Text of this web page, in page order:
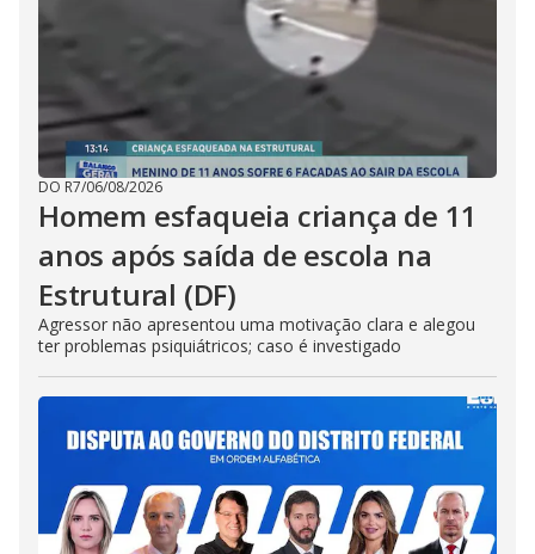
DO R7/06/08/2026
Homem esfaqueia criança de 11
anos após saída de escola na
Estrutural (DF)
Agressor não apresentou uma motivação clara e alegou
ter problemas psiquiátricos; caso é investigado